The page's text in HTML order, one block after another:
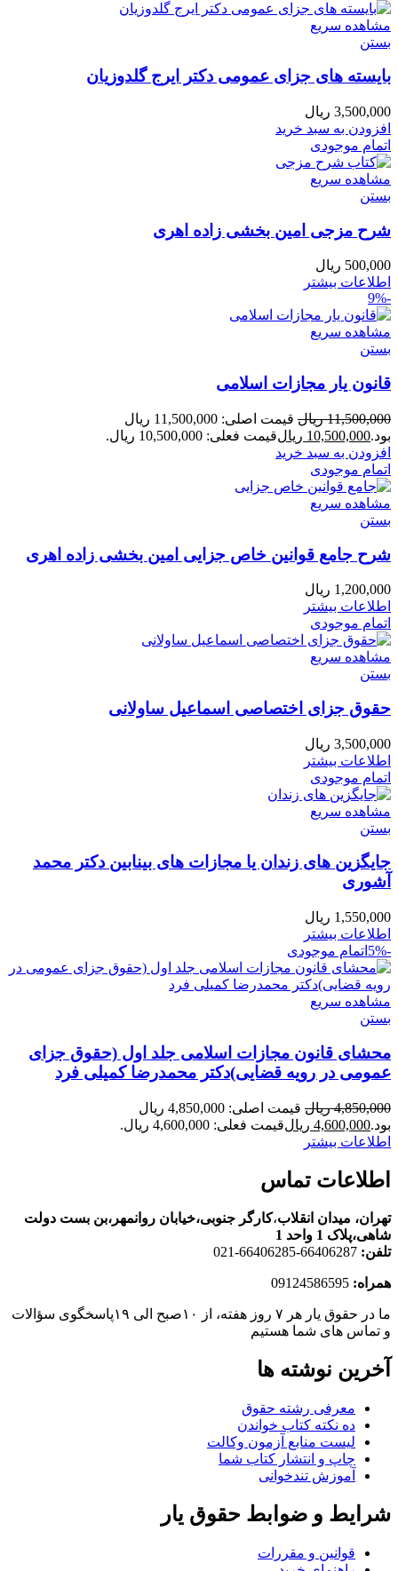
مشاهده سریع
بستن
بایسته های جزای عمومی دکتر ایرج گلدوزیان
3,500,000 ریال
افزودن به سبد خرید
اتمام موجودی
مشاهده سریع
بستن
شرح مزجی امین بخشی زاده اهری
500,000 ریال
اطلاعات بیشتر
-9%
مشاهده سریع
بستن
قانون یار مجازات اسلامی
11,500,000 ریال
قیمت اصلی: 11,500,000 ریال
بود.10,500,000 ریالقیمت فعلی: 10,500,000 ریال.
افزودن به سبد خرید
اتمام موجودی
مشاهده سریع
بستن
شرح جامع قوانین خاص جزایی امین بخشی زاده اهری
1,200,000 ریال
اطلاعات بیشتر
اتمام موجودی
مشاهده سریع
بستن
حقوق جزای اختصاصی اسماعیل ساولانی
3,500,000 ریال
اطلاعات بیشتر
اتمام موجودی
مشاهده سریع
بستن
جایگزین های زندان یا مجازات های بینابین دکتر محمد
آشوری
1,550,000 ریال
اطلاعات بیشتر
-5%
اتمام موجودی
مشاهده سریع
بستن
محشای قانون مجازات اسلامی جلد اول (حقوق جزای
عمومی در رویه قضایی)دکتر محمدرضا کمیلی فرد
4,850,000 ریال
قیمت اصلی: 4,850,000 ریال
بود.4,600,000 ریالقیمت فعلی: 4,600,000 ریال.
اطلاعات بیشتر
اطلاعات تماس
تهران، ميدان انقلاب،کارگر جنوبی،خیابان روانمهر،بن بست دولت
شاهی،پلاک 1 واحد 1
تلفن: 66406287-66406285-021
همراه:
ما در حقوق یار هر ۷ روز هفته، از ۱۰صبح الی ۱۹پاسخگوی سؤالات
و تماس های شما هستیم
آخرین نوشته ها
معرفی رشته حقوق
ده نکته کتاب خواندن
لیست منابع آزمون وکالت
چاپ و انتشار کتاب شما
آموزش تندخوانی
شرایط و ضوابط حقوق یار
قوانین و مقررات